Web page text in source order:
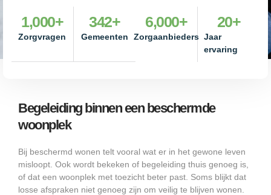
Zorgvragen
1,000+
Gemeenten
342+
Zorgaanbieders
6,000+
Jaar
ervaring
20+
Begeleiding binnen een beschermde
woonplek
Bij beschermd wonen telt vooral wat er in het gewone leven
misloopt. Ook wordt bekeken of begeleiding thuis genoeg is,
of dat een woonplek met toezicht beter past. Soms blijkt dat
losse afspraken niet genoeg zijn om veilig te blijven wonen.